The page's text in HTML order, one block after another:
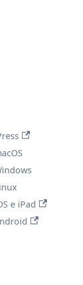
e iPad